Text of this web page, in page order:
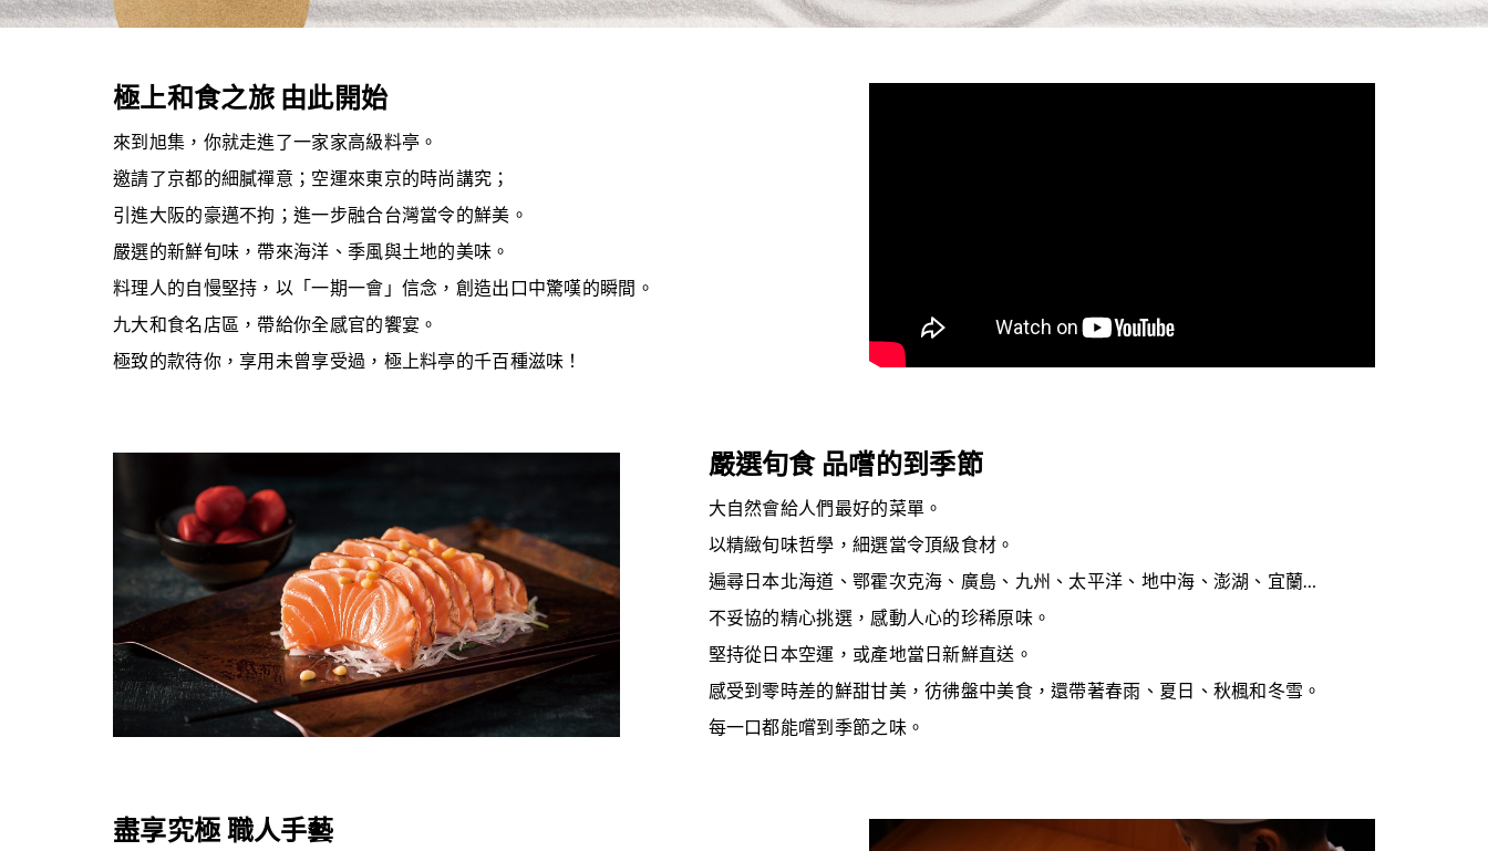
極上和食之旅 由此開始
來到旭集，你就走進了一家家高級料亭。
邀請了京都的細膩禪意；空運來東京的時尚講究；
引進大阪的豪邁不拘；進一步融合台灣當令的鮮美。
嚴選的新鮮旬味，帶來海洋、季風與土地的美味。
料理人的自慢堅持，以「一期一會」信念，創造出口中驚嘆的瞬間。
九大和食名店區，帶給你全感官的饗宴。
極致的款待你，享用未曾享受過，極上料亭的千百種滋味！
嚴選旬食 品嚐的到季節
大自然會給人們最好的菜單。
以精緻旬味哲學，細選當令頂級食材。
遍尋日本北海道、鄂霍次克海、廣島、九州、太平洋、地中海、澎湖、宜蘭…
不妥協的精心挑選，感動人心的珍稀原味。
堅持從日本空運，或產地當日新鮮直送。
感受到零時差的鮮甜甘美，彷彿盤中美食，還帶著春雨、夏日、秋楓和冬雪。
每一口都能嚐到季節之味。
盡享究極 職人手藝